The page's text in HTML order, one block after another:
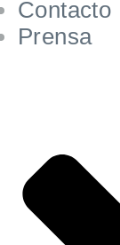
Contacto
Prensa